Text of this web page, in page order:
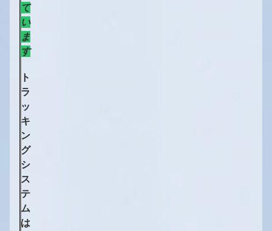
て
い
ま
す
ト
ラ
ッ
キ
ン
グ
シ
ス
テ
ム
は